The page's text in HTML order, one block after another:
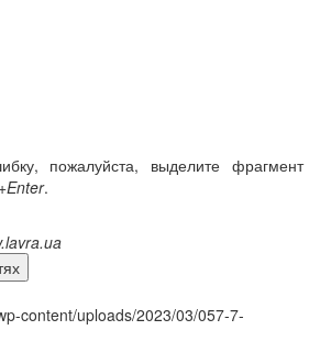
пожалуйста, выделите фрагмент
.
content/uploads/2023/03/057-7-